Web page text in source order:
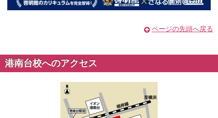
ページの先頭へ戻る
港南台校へのアクセス